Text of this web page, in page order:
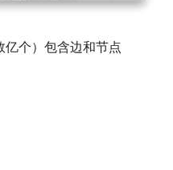
个）包含边和节点